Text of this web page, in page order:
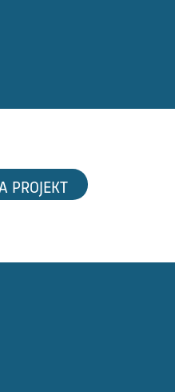
PROJEKT